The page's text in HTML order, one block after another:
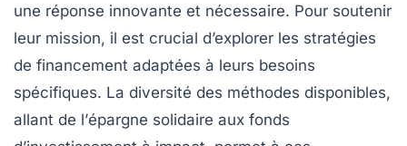
une réponse innovante et nécessaire. Pour soutenir
leur mission, il est crucial d’explorer les stratégies
de financement adaptées à leurs besoins
spécifiques. La diversité des méthodes disponibles,
allant de l’épargne solidaire aux fonds